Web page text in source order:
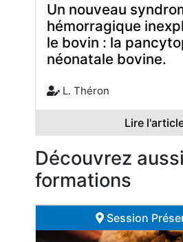
Un nouveau
hémorragique
le bovin : la
néonatale bovine.
L. Théron
Lire
Découvrez
formations
Session